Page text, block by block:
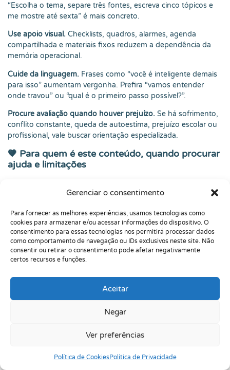
Gerenciar o consentimento
Para fornecer as melhores experiências, usamos tecnologias como
cookies para armazenar e/ou acessar informações do dispositivo. O
consentimento para essas tecnologias nos permitirá processar dados
como comportamento de navegação ou IDs exclusivos neste site. Não
consentir ou retirar o consentimento pode afetar negativamente
certos recursos e funções.
Aceitar
Negar
Ver preferências
Política de CookiesPolítica de Privacidade
“Escolha o tema, separe três fontes, escreva cinco tópicos e
me mostre até sexta” é mais concreto.
Use apoio visual. Checklists, quadros, alarmes, agenda
compartilhada e materiais fixos reduzem a dependência da
memória operacional.
Cuide da linguagem. Frases como “você é inteligente demais
para isso” aumentam vergonha. Prefira “vamos entender
onde travou” ou “qual é o primeiro passo possível?”.
Procure avaliação quando houver prejuízo. Se há sofrimento,
conflito constante, queda de autoestima, prejuízo escolar ou
profissional, vale buscar orientação especializada.
🧡 Para quem é este conteúdo, quando procurar
ajuda e limitações
adolescentes, adultos e profissionais que observam sinais
como desatenção, pensamento rápido, curiosidade intensa,
tédio escolar, desorganização, impulsividade, criatividade e
desempenho irregular.
Quando procurar ajuda:
quando há sofrimento emocional,
criança parece muito capaz, mas vive em crise; quando há
suspeita de dupla excepcionalidade; quando a escola não
sabe como apoiar; ou quando a pessoa sente que passa a
vida compensando dificuldades no limite.
substitui avaliação psicológica, neuropsicológica, médica,
possível concluir, apenas pela leitura, se alguém tem TDAH,